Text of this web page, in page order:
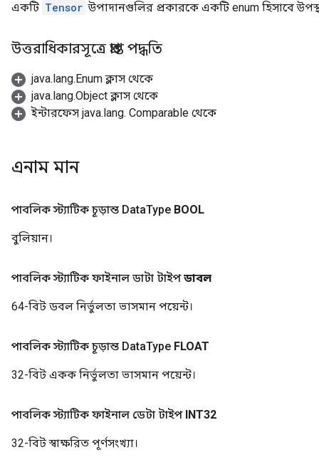
একটি Tensor উপাদানগুলির প্রকারকে একটি enum হিসাবে
উত্তরাধিকারসূত্রে প্রাপ্ত পদ্ধতি
java.lang.Enum ক্লাস থেকে
java.lang.Object ক্লাস থেকে
ইন্টারফেস java.lang. Comparable থেকে
এনাম মান
পাবলিক স্ট্যাটিক চূড়ান্ত DataType BOOL
বুলিয়ান।
পাবলিক স্ট্যাটিক ফাইনাল ডাটা টাইপ ডাবল
64-বিট ডবল নির্ভুলতা ভাসমান পয়েন্ট।
পাবলিক স্ট্যাটিক চূড়ান্ত DataType FLOAT
32-বিট একক নির্ভুলতা ভাসমান পয়েন্ট।
পাবলিক স্ট্যাটিক ফাইনাল ডেটা টাইপ INT32
32-বিট স্বাক্ষরিত পূর্ণসংখ্যা।